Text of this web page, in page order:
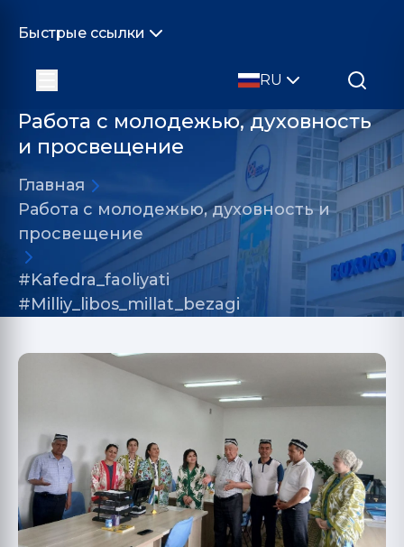
Быстрые ссылки
RU
Работа с молодежью, духовность
и просвещение
Главная
Работа с молодежью, духовность и
просвещение
#Kafedra_faoliyati
#Milliy_libos_millat_bezagi